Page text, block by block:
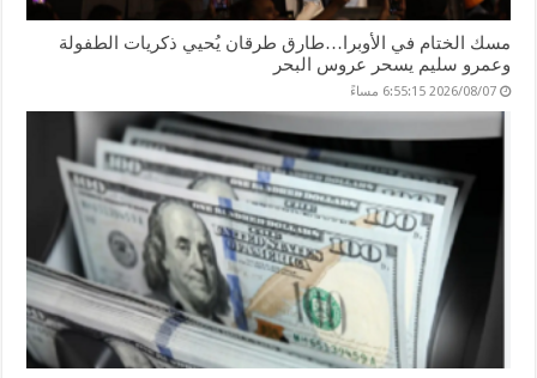
مسك الختام في الأوبرا…طارق طرقان يُحيي ذكريات الطفولة
وعمرو سليم يسحر عروس البحر
2026/08/07 6:55:15 مساءً